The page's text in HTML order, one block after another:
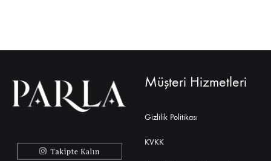
Müşteri Hizmetleri
Gizlilik Politikası
KVKK